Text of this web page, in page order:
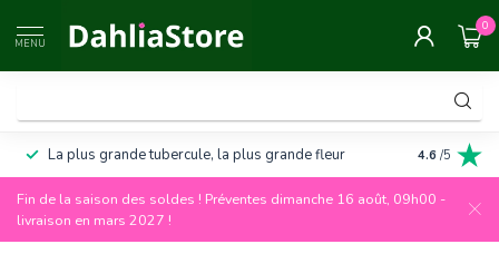
MENU
0
La plus grande tubercule, la plus grande fleur Garantie
4.6 /5
Fin de la saison des soldes ! Préventes dimanche 16 août, 09h00 -
livraison en mars 2027 !